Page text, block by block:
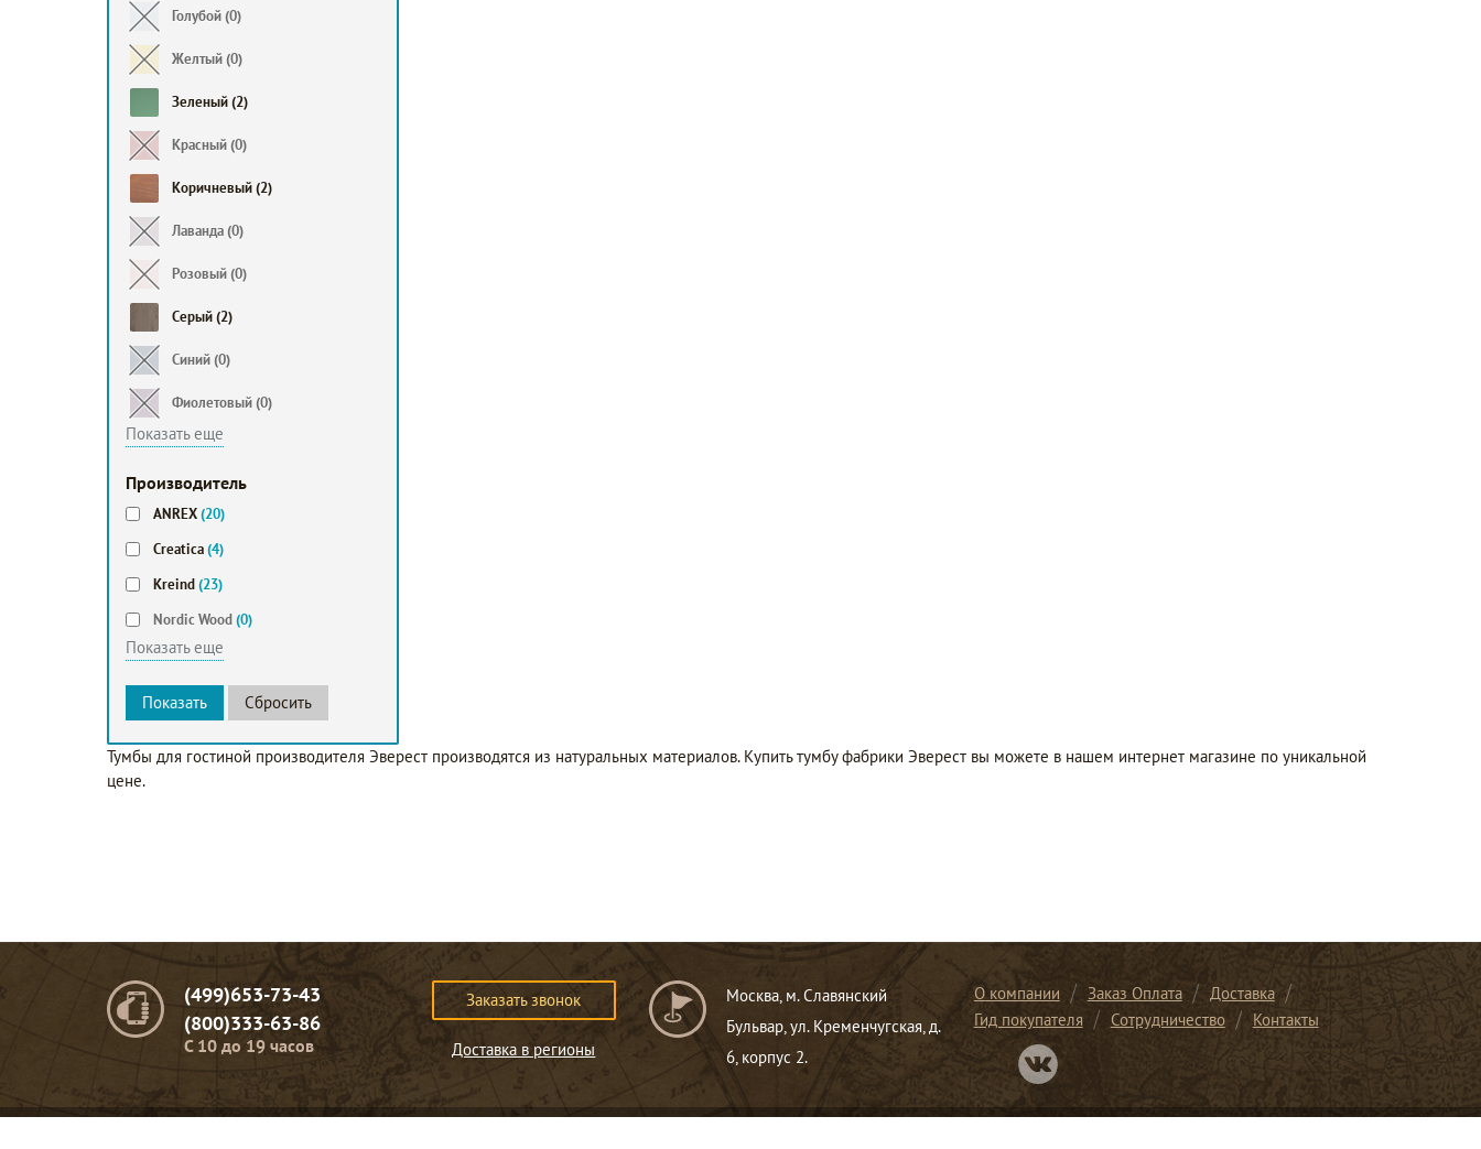
Голубой(0)
Желтый(0)
Зеленый(2)
Красный(0)
Коричневый(2)
Лаванда(0)
Розовый(0)
Серый(2)
Синий(0)
Фиолетовый(0)
Показать еще
Производитель
ANREX(20)
Creatica(4)
Kreind(23)
Nordic Wood(0)
Показать еще
Тумбы для гостиной производителя Эверест производятся из натуральных материалов. Купить тумбу фабрики Эверест вы можете в нашем интернет магазине по уникальной
цене.
(499)653-73-43
(800)333-63-86
C 10 до 19 часов
Заказать звонок
Доставка в регионы
Москва, м. Славянский
Бульвар, ул. Кременчугская, д.
6, корпус 2.
О компании Заказ Оплата
Доставка
Гид покупателя
Сотрудничество
Контакты
Перейти в нашу группу Вконтакте